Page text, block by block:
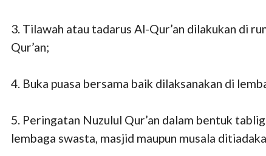
3. Tilawah atau tadarus Al-Qur’an dilakukan di
Qur’an;
4. Buka puasa bersama baik dilaksanakan di
5. Peringatan Nuzulul Qur’an dalam bentuk
lembaga swasta, masjid maupun musala